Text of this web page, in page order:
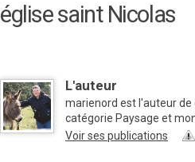
église saint Nicolas
L'auteur
marienord est l'auteur de
catégorie Paysage et
Voir ses publications